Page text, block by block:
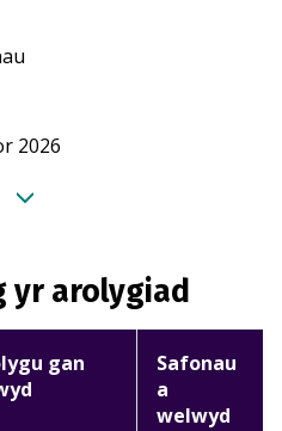
2026
yr arolygiad
gan
Safonau
a
welwyd